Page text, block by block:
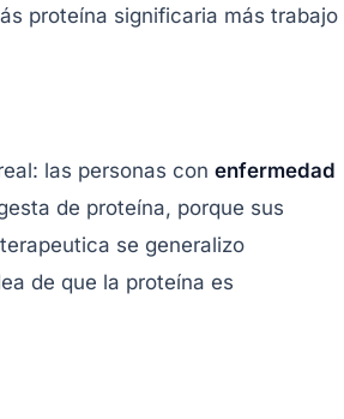
proteína significaria más trabajo
las personas con enfermedad
de proteína, porque sus
se generalizo
de que la proteína es